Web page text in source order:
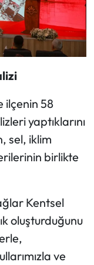
ilçenin 58
yaptıklarını
sel, iklim
birlikte
Kentsel
oluşturduğunu
ve